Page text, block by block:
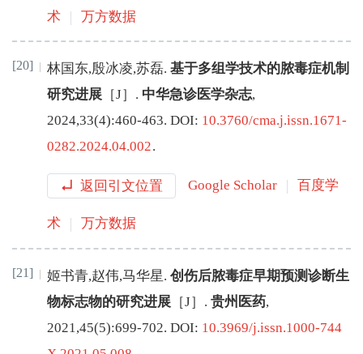
术 万方数据
[20] 林国东,殷冰凌,苏磊. 基于多组学技术的脓毒症机制
研究进展 ［J］. 中华急诊医学杂志,
2024,33(4):460-463. DOI: 10.3760/cma.j.issn.1671-
0282.2024.04.002.
返回引文位置 Google Scholar 百度学
术 万方数据
[21] 姬书青,赵伟,马华星. 创伤后脓毒症早期预测诊断生
物标志物的研究进展 ［J］. 贵州医药,
2021,45(5):699-702. DOI: 10.3969/j.issn.1000-744